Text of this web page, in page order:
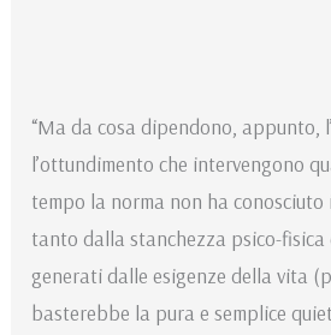
“Ma da cosa dipendono, ap­punto,
l’ottundimento che intervengono
tempo la norma non ha
tanto dalla stanchezza psico-fisica
generati dalle esigenze della vita
basterebbe la pura e semplice